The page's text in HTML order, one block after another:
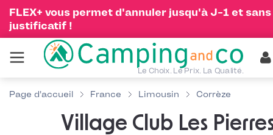
FLEX+ vous permet d'annuler jusqu'à J-1 et sans
justificatif !
Le Choix. Le Prix. La Qualité.
Page d'accueil France Limousin Corrèze
Village Club Les